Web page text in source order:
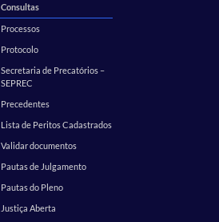
Consultas
Processos
Protocolo
Secretaria de Precatórios –
SEPREC
Precedentes
Lista de Peritos Cadastrados
Validar documentos
Pautas de Julgamento
Pautas do Pleno
Justiça Aberta